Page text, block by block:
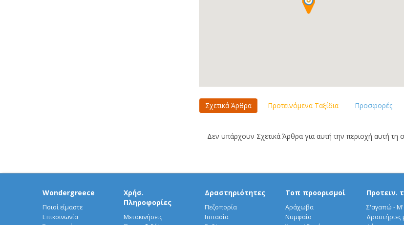
Σχετικά Άρθρα Προτεινόμενα Ταξίδια Προσφορές
Δεν υπάρχουν Σχετικά Άρθρα για αυτή την περιοχή αυτή τη
Wondergreece
Ποιοί είμαστε
Επικοινωνία
Χρήσ.
Πληροφορίες
Μετακινήσεις
Δραστηριότητες
Πεζοπορία
Ιππασία
Τοπ προορισμοί
Αράχωβα
Νυμφαίο
Προτειν.
Σ'αγαπώ -
Δραστήριες